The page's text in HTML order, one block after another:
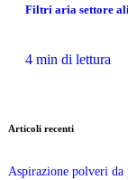
Filtri aria settore
4 min di lettura
Articoli recenti
Aspirazione polveri